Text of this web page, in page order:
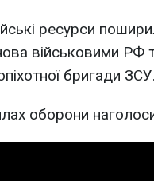
ресурси
військовими РФ
бригади ЗСУ.
оборони